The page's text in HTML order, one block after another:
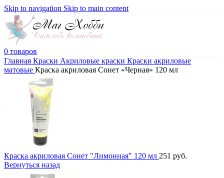
Skip to navigation Skip to main content
0 товаров
Главная Краски Акриловые краски Краски акриловые
матовые Краска акриловая Сонет «Черная» 120 мл
Краска акриловая Сонет "Лимонная" 120 мл 251 руб.
Вернуться назад